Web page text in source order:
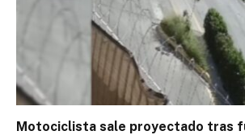
Motociclista sale proyectado tras